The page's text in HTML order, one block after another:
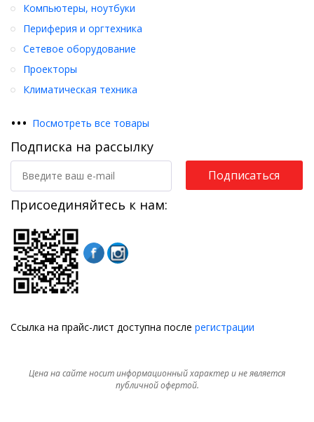
Компьютеры, ноутбуки
Периферия и оргтехника
Сетевое оборудование
Проекторы
Климатическая техника
••• Посмотреть все товары
Подписка на рассылку
Подписаться
Присоединяйтесь к нам:
Ссылка на прайс-лист доступна после регистрации
Цена на сайте носит информационный характер и не является
публичной офертой.